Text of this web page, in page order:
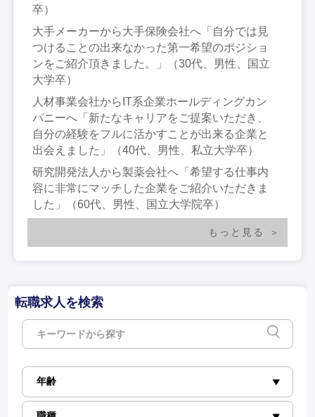
卒）
大手メーカーから大手保険会社へ「自分では見
つけることの出来なかった第一希望のポジショ
ンをご紹介頂きました。」（30代、男性、国立
大学卒）
人材事業会社からIT系企業ホールディングカン
パニーへ「新たなキャリアをご提案いただき、
自分の経験をフルに活かすことが出来る企業と
出会えました」（40代、男性、私立大学卒）
研究開発法人から製薬会社へ「希望する仕事内
容に非常にマッチした企業をご紹介いただきま
した」（60代、男性、国立大学院卒）
もっと見る
転職求人を検索